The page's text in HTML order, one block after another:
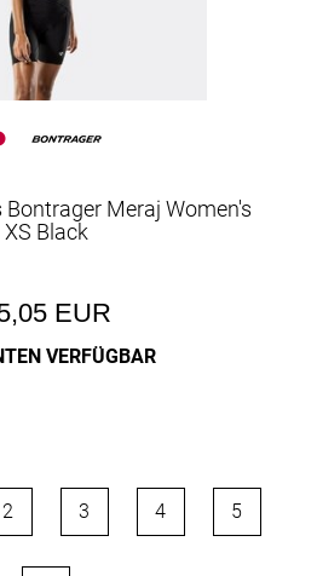
Meraj Women's
XS Black
EUR
VERFÜGBAR
2 3 4 5